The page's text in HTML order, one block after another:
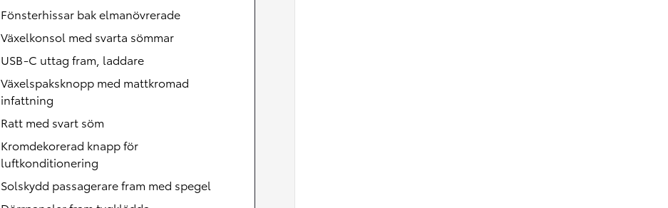
Fönsterhissar bak elmanövrerade
Växelkonsol med svarta sömmar
USB-C uttag fram, laddare
Växelspaksknopp med mattkromad
infattning
Ratt med svart söm
Kromdekorerad knapp för
luftkonditionering
Solskydd passagerare fram med spegel